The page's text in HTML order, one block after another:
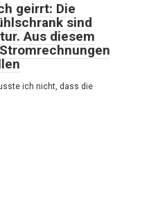
geirrt: Die
sind
Aus diesem
ich nicht, dass die